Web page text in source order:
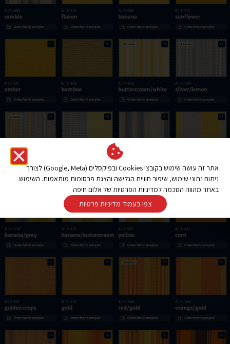
אתר זה עושה שימוש בקובצי Cookies ובפיקסלים (Google, Meta) לצורך
ניתוח נתוני שימוש, שיפור חוויית הגלישה והצגת פרסומות מותאמות. השימוש
באתר מהווה הסכמה למדיניות הפרטיות של אלום חיפה
צפו בעמוד מדיניות פרטיות